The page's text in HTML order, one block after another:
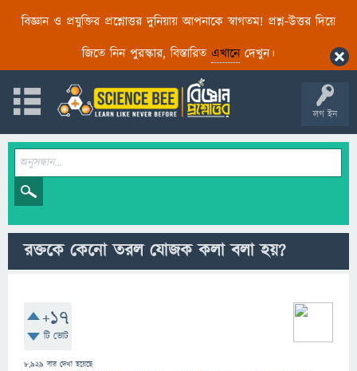
বিজ্ঞান ও প্রযুক্তির প্রশ্নোত্তর দুনিয়ায় আপনাকে স্বাগতম! প্রশ্ন-উত্তর দিয়ে
জিতে নিন পুরস্কার, বিস্তারিত এখানেদেখুন।
লগ ইন
রক্তকে কেনো তরল যোজক কলা বলা হয়?
+17
টি ভোট
8,929 বার দেখা হয়েছে